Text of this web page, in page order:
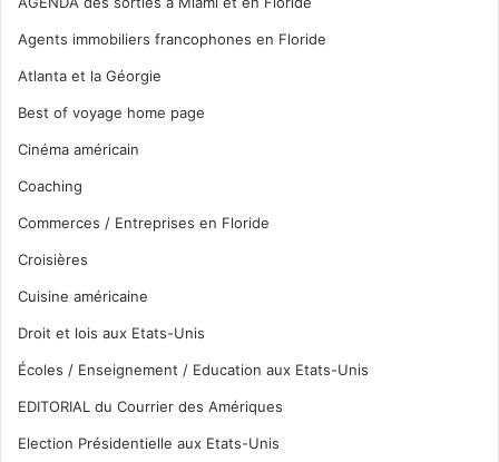
Agents immobiliers francophones en Floride
Atlanta et la Géorgie
Best of voyage home page
Cinéma américain
Coaching
Commerces / Entreprises en Floride
Croisières
Cuisine américaine
Droit et lois aux Etats-Unis
Écoles / Enseignement / Education aux Etats-Unis
EDITORIAL du Courrier des Amériques
Election Présidentielle aux Etats-Unis